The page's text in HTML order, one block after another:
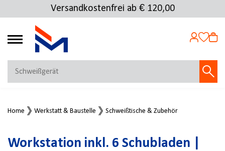
Über 25.000 Artikel
Versandkostenfrei ab € 120,00
4.69
MEIN KONTO
Jetzt anmelden
NEU BEI FMOSER?
Jetzt registrieren
Home Werkstatt & Baustelle Schweißtische & Zubehör
Workstation inkl. 6 Schubladen |